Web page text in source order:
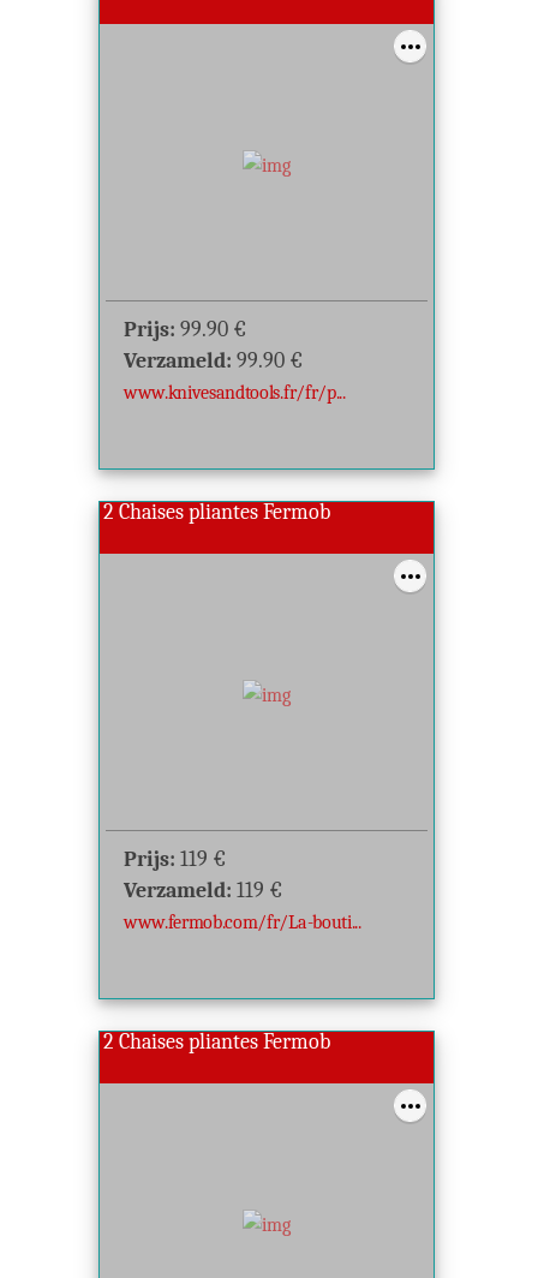
Prijs: 99.90 €
Verzameld: 99.90 €
www.knivesandtools.fr/fr/p...
2 Chaises pliantes Fermob
Prijs: 119 €
Verzameld: 119 €
www.fermob.com/fr/La-bouti...
2 Chaises pliantes Fermob